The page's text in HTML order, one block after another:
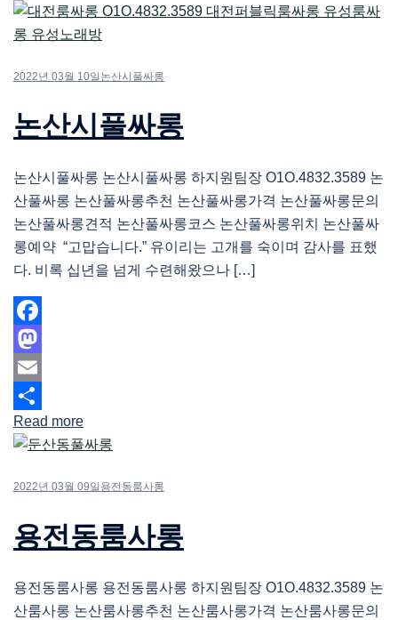
2022년 03월 10일 논산시풀싸롱
논산시풀싸롱
논산시풀싸롱 논산시풀싸롱 하지원팀장 O1O.4832.3589 논
산풀싸롱 논산풀싸롱추천 논산풀싸롱가격 논산풀싸롱문의
논산풀싸롱견적 논산풀싸롱코스 논산풀싸롱위치 논산풀싸
롱예약 “고맙습니다.” 유이리는 고개를 숙이며 감사를 표했
다. 비록 십년을 넘게 수련해왔으나 […]
Facebook
Mastodon
Email
Share
Read more
2022년 03월 09일 용전동룸사롱
용전동룸사롱
용전동룸사롱 용전동룸사롱 하지원팀장 O1O.4832.3589 논
산룸사롱 논산룸사롱추천 논산룸사롱가격 논산룸사롱문의